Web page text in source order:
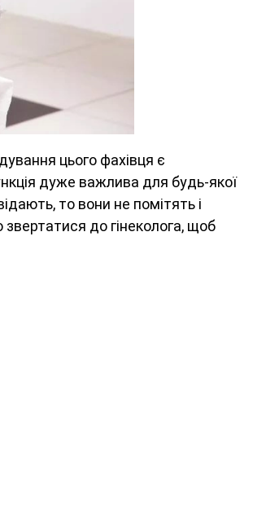
цього фахівця є
дуже важлива для будь-якої
то вони не помітять і
до гінеколога, щоб